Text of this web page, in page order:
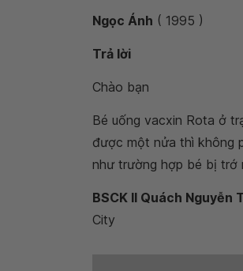
Ngọc Ánh ( 1995 )
Trả lời
Chào bạn
Bé uống vacxin Rota ở
được một nửa thì không
như trường hợp bé bị trớ
BSCK II Quách Nguyễn
City